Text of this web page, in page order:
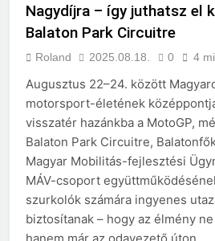
Nagydíjra – így juthatsz el
Balaton Park Circuitre
Roland 2025.08.18. 0 4
Augusztus 22–24. között
motorsport-életének
visszatér hazánkba a MotoGP,
Balaton Park Circuitre,
Magyar Mobilitás-fejlesztési
MÁV-csoport
szurkolók számára ingyenes
biztosítanak – hogy az élmény